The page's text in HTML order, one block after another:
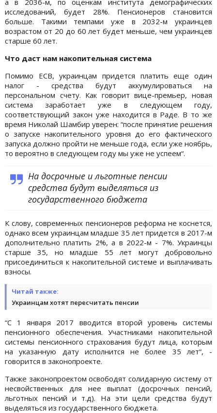
исследований, будет 28%. Пенсионеров становится
больше. Такими темпами уже в 2032-м украинцев
возрастом от 20 до 60 лет будет меньше, чем украинцев
старше 60 лет.
Что даст нам накопительная система
Помимо ЕСВ, украинцам придется платить еще один
налог - средства будут аккумулироваться на
персональном счету. Как говорит вице-премьер, новая
система заработает уже в следующем году,
соответствующий закон уже находится в Раде. В то же
время Николай Шамбир уверен: “после принятие решения
о запуске накопительного уровня до его фактического
запуска должно пройти не меньше года, если уже ноябрь,
то вероятно в следующем году мы уже не успеем“.
На досрочные и льготные пенсии
средства будут выделяться из
государственного бюджета
К слову, современных пенсионеров реформа не коснется,
однако всем украинцам младше 35 лет придется в 2017-м
дополнительно платить 2%, а в 2022-м - 7%. Украинцы
старше 35, но младше 55 лет могут добровольно
присоединиться к накопительной системе и выплачивать
взносы.
Читай также:
Украинцам хотят пересчитать пенсии
“С 1 января 2017 вводится второй уровень системы
пенсионного обеспечения. Участниками накопительной
системы пенсионного страхования будут лица, которым
на указанную дату исполнится не более 35 лет“, -
говорится в законопроекте.
Также законопроектом освободят солидарную систему от
несвойственных для нее выплат (досрочных пенсий,
льготных пенсий и т.д). На эти цели средства будут
выделяться из государственного бюджета.